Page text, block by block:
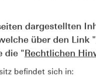
Der
vom
dargestellten
über den Link "
die "Rechtlichen
befindet sich in: